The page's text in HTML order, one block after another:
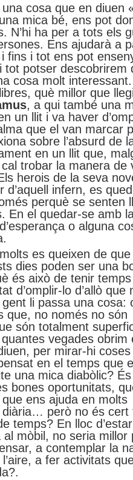
cosa que en diuen
mica bé, ens pot
N’hi ha per a tots els
Ens ajudarà a
fins i tot ens pot
tot potser descobrirem
cosa molt
què millor que
, a qui també una
un llit i va haver
que el van marcar
sobre l’absurd de
en un llit que,
trobar la manera de
herois de la seva
d’aquell infern, es
perquè se senten
En el quedar-se amb
o alguna
es queixen de
dies poden ser una
és això de tenir
d’omplir-lo d’allò que
li passa una cosa:
que, no només no són
són totalment
vegades obrim
per mirar-hi
en el temps que
una mica diabòlic?
bones oportunitats,
ens ajuda en molts
diària… però no és cert
temps? En lloc d’estar
mòbil, no seria millor
a contemplar la
a fer activitats